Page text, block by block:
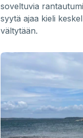
soveltuvia
syytä ajaa kieli
vältytään.